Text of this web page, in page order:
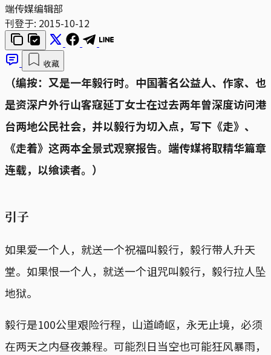
端传媒编辑部
刊登于: 2015-10-12
收藏
（编按：又是一年毅行时。中国著名公益人、作家、也
是资深户外行山客寇延丁女士在过去两年曾深度访问港
台两地公民社会，并以毅行为切入点，写下《走》、
《走着》这两本全景式观察报告。端传媒将取精华篇章
连载，以飨读者。）
引子
如果爱一个人，就送一个祝福叫毅行，毅行带人升天
堂。如果恨一个人，就送一个诅咒叫毅行，毅行拉人坠
地狱。
毅行是100公里艰险行程，山道崎岖，永无止境，必须
在两天之内昼夜兼程。可能烈日当空也可能狂风暴雨，